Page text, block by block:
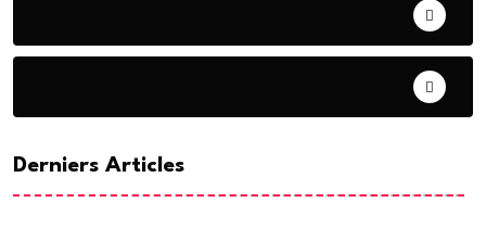
Derniers Articles